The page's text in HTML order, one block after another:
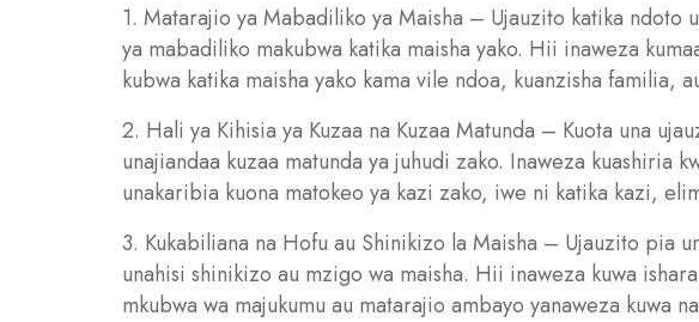
1. Matarajio ya Mabadiliko ya Maisha – Ujauzito katika ndoto
ya mabadiliko makubwa katika maisha yako. Hii inaweza
kubwa katika maisha yako kama vile ndoa, kuanzisha familia,
2. Hali ya Kihisia ya Kuzaa na Kuzaa Matunda – Kuota una
unajiandaa kuzaa matunda ya juhudi zako. Inaweza kuashiria
unakaribia kuona matokeo ya kazi zako, iwe ni katika kazi,
3. Kukabiliana na Hofu au Shinikizo la Maisha – Ujauzito pia
unahisi shinikizo au mzigo wa maisha. Hii inaweza kuwa
mkubwa wa majukumu au matarajio ambayo yanaweza kuwa